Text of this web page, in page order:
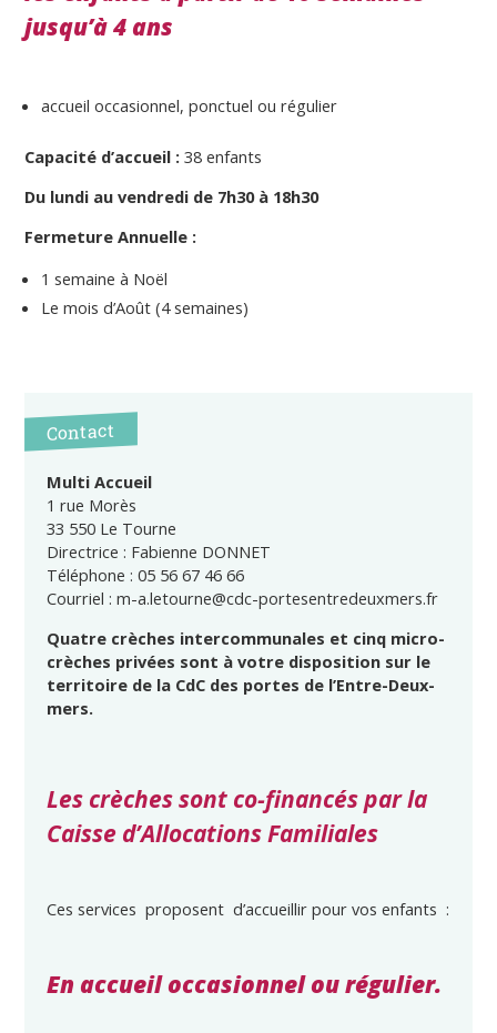
jusqu’à 4 ans
accueil occasionnel, ponctuel ou régulier
Capacité d’accueil : 38 enfants
Du lundi au vendredi de 7h30 à 18h30
Fermeture Annuelle :
1 semaine à Noël
Le mois d’Août (4 semaines)
Contact
Multi Accueil
1 rue Morès
33 550 Le Tourne
Directrice : Fabienne DONNET
Téléphone : 05 56 67 46 66
Courriel : m-a.letourne@cdc-portesentredeuxmers.fr
Quatre crèches intercommunales et cinq micro-
crèches privées sont à votre disposition sur le
territoire de la CdC des portes de l’Entre-Deux-
mers.
Les crèches sont co-financés par la
Caisse d’Allocations Familiales
Ces services proposent d’accueillir pour vos enfants :
En accueil occasionnel ou régulier.